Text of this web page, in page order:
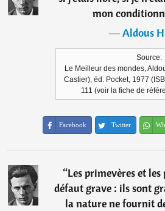
mon
―Aldous
Source:
Le Meilleur des mondes,
Castier), éd. Pocket, 1977
111 (voir la fiche de
Facebook Twitter
“Les primevères et les
défaut grave : ils sont
la nature ne fournit